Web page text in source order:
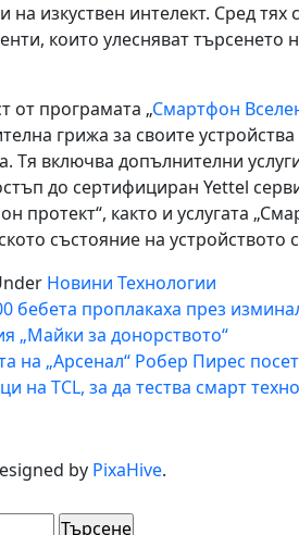
на изкуствен интелект. Сред
които улесняват
от програмата „Смартфон
грижа за своите
Тя включва допълнителни
до сертифициран Yettel
протект“, както и услугата
състояние на
Новини Технологии
бебета проплакаха през
„Майки за донорството“
на „Арсенал“ Робер Пирес
на TCL, за да тества смарт
by PixaHive.